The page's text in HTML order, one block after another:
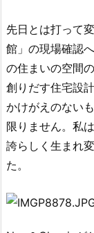
先日とは打って
館」の現場確認
の住まいの空間
創りだす住宅設
かけがえのない
限りません。私は
誇らしく生まれ
た。